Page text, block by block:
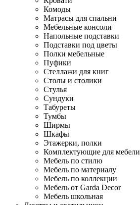
Комоды
Матрасы для спальни
Мебельные консоли
Напольные подставки
Подставки под цветы
Полки мебельные
Пуфики
Стеллажи для книг
Столы и столики
Стулья
Сундуки
Табуреты
Тумбы
Ширмы
Шкафы
Этажерки, полки
Комплектующие для мебели
Мебель по стилю
Мебель по материалу
Мебель по коллекции
Мебель от Garda Decor
Мебель школьная